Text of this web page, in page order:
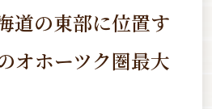
道の東部に位置す
オホーツク圏最大